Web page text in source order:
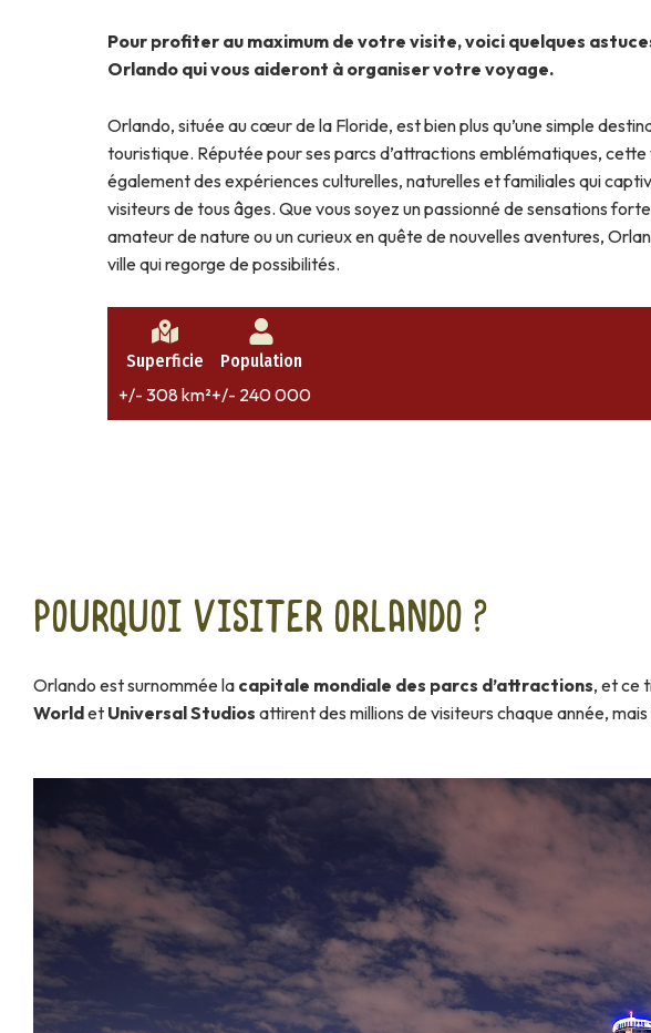
Pour profiter au maximum de votre visite, voici quelques
Orlando qui vous aideront à organiser votre voyage.
Orlando, située au cœur de la Floride, est bien plus qu’une simple
touristique. Réputée pour ses parcs d’attractions emblématiques,
également des expériences culturelles, naturelles et familiales qui
visiteurs de tous âges. Que vous soyez un passionné de sensations
amateur de nature ou un curieux en quête de nouvelles aventures,
ville qui regorge de possibilités.
Superficie
+/- 308 km²
Population
+/- 240 000
Pourquoi visiter Orlando ?
Orlando est surnommée la capitale mondiale des parcs d’attractions, et ce
Worldet Universal Studios attirent des millions de visiteurs chaque année, mais